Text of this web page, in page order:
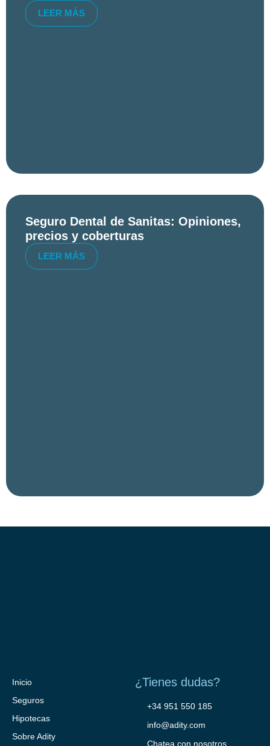
LEER MÁS
Seguro Dental de Sanitas: Opiniones,
precios y coberturas
LEER MÁS
Inicio
Seguros
Hipotecas
Sobre Adity
¿Tienes dudas?
+34 951 550 185
info@adity.com
Chatea con nosotros